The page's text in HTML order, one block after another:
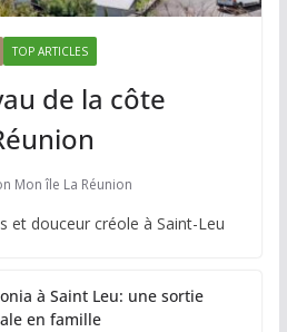
TOP ARTICLES
de la côte
Mon île La Réunion
et douceur créole à Saint-Leu
à Saint Leu: une sortie
en famille